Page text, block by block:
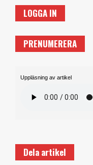
LOGGA IN
PRENUMERERA
Uppläsning av artikel
Dela artikel